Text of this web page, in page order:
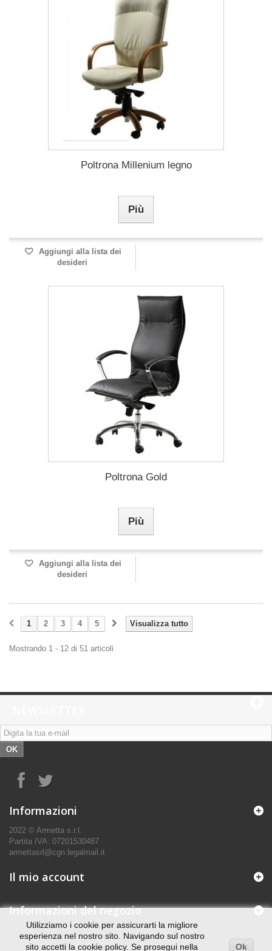
Poltrona Millenium legno
Più
Aggiungi alla lista dei
desideri
Poltrona Gold
Più
Aggiungi alla lista dei
desideri
Visualizza tutto
1 2 3 4 5
Mostrando 1 - 12 di 51 articoli
OK
Informazioni
2022 © Armetta s.r.l.
Partita IVA: 07201530487
armettasrl@cgn.legalmail.it
Il mio account
Informazioni del negozio
Utilizziamo i cookie per assicurarti la migliore
esperienza nel nostro sito. Navigando sul nostro
sito accetti la cookie policy. Se prosegui nella
Ok